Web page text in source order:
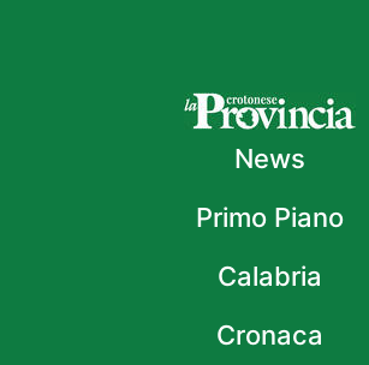
News
Primo Piano
Calabria
Cronaca